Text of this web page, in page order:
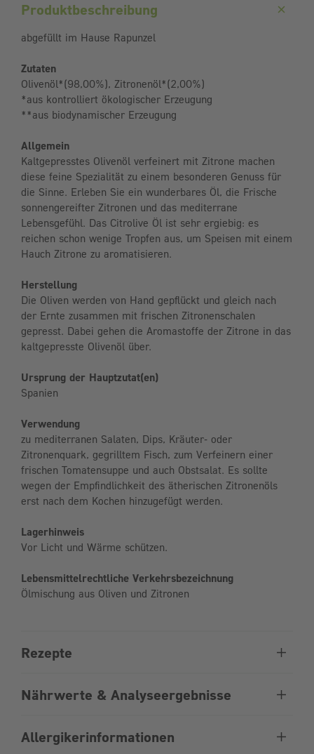
Produktbeschreibung
abgefüllt im Hause Rapunzel
Zutaten
Olivenöl*(98,00%), Zitronenöl*(2,00%)
*aus kontrolliert ökologischer Erzeugung
**aus biodynamischer Erzeugung
Allgemein
Kaltgepresstes Olivenöl verfeinert mit Zitrone machen
diese feine Spezialität zu einem besonderen Genuss für
die Sinne. Erleben Sie ein wunderbares Öl, die Frische
sonnengereifter Zitronen und das mediterrane
Lebensgefühl. Das Citrolive Öl ist sehr ergiebig: es
reichen schon wenige Tropfen aus, um Speisen mit einem
Hauch Zitrone zu aromatisieren.
Herstellung
Die Oliven werden von Hand gepflückt und gleich nach
der Ernte zusammen mit frischen Zitronenschalen
gepresst. Dabei gehen die Aromastoffe der Zitrone in das
kaltgepresste Olivenöl über.
Ursprung der Hauptzutat(en)
Spanien
Verwendung
zu mediterranen Salaten, Dips, Kräuter- oder
Zitronenquark, gegrilltem Fisch, zum Verfeinern einer
frischen Tomatensuppe und auch Obstsalat. Es sollte
wegen der Empfindlichkeit des ätherischen Zitronenöls
erst nach dem Kochen hinzugefügt werden.
Lagerhinweis
Vor Licht und Wärme schützen.
Lebensmittelrechtliche Verkehrsbezeichnung
Ölmischung aus Oliven und Zitronen
Rezepte
Nährwerte & Analyseergebnisse
Allergikerinformationen